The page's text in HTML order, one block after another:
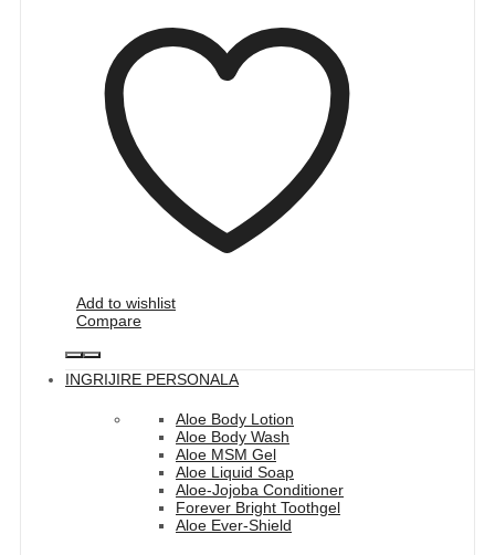
Add to wishlist
Compare
INGRIJIRE PERSONALA
Aloe Body Lotion
Aloe Body Wash
Aloe MSM Gel
Aloe Liquid Soap
Aloe-Jojoba Conditioner
Forever Bright Toothgel
Aloe Ever-Shield